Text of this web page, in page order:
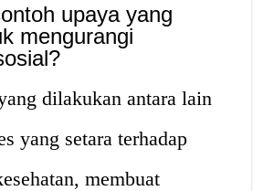
upaya yang
mengurangi
dilakukan antara lain
yang setara terhadap
membuat